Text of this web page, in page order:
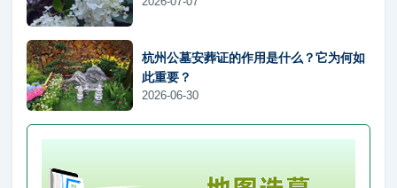
杭州公墓安葬证的作用是什么？它为何如
此重要？
2026-06-30